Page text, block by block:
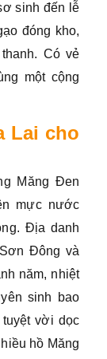
sinh đến lễ
đóng kho,
Có vẻ
một cộng
Lai cho
Măng Đen
mực nước
Địa danh
Đông và
năm, nhiệt
sinh bao
vời dọc
hồ Măng